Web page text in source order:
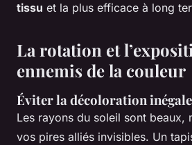
tissu et la plus efficace à long
La rotation et
ennemis de la couleur
Éviter la décoloration inégale
Les rayons du soleil sont beaux,
vos pires alliés invisibles. Un